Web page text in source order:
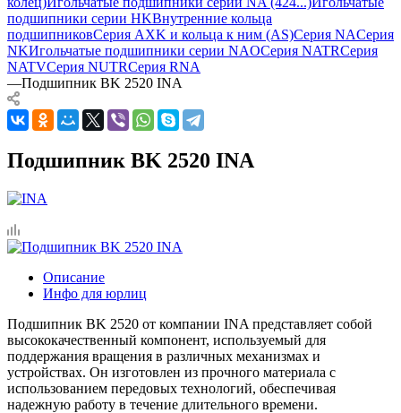
подшипники серии HKВнутренние кольца
подшипниковСерия AXK и кольца к ним (AS)Серия NAСерия
NKИгольчатые подшипники серии NAOСерия NATRСерия
NATVСерия NUTRСерия RNA
—Подшипник BK 2520 INA
Подшипник BK 2520 INA
Описание
Инфо для юрлиц
Подшипник BK 2520 от компании INA представляет собой
высококачественный компонент, используемый для
поддержания вращения в различных механизмах и
устройствах. Он изготовлен из прочного материала с
использованием передовых технологий, обеспечивая
надежную работу в течение длительного времени.